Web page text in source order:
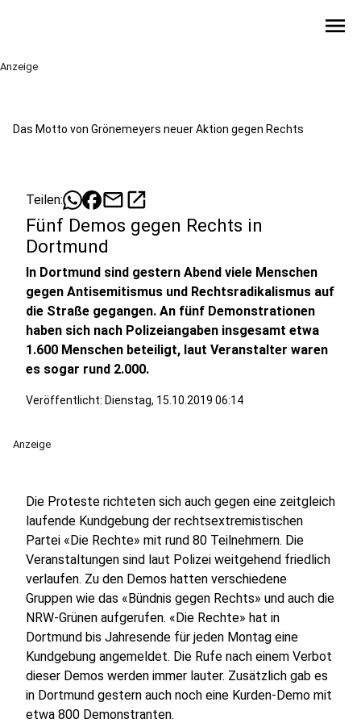
menu
Anzeige
Das Motto von Grönemeyers neuer Aktion gegen Rechts
Teilen: mailopen_in_new
Fünf Demos gegen Rechts in
Dortmund
In Dortmund sind gestern Abend viele Menschen
gegen Antisemitismus und Rechtsradikalismus auf
die Straße gegangen. An fünf Demonstrationen
haben sich nach Polizeiangaben insgesamt etwa
1.600 Menschen beteiligt, laut Veranstalter waren
es sogar rund 2.000.
Veröffentlicht: Dienstag, 15.10.2019 06:14
Anzeige
Die Proteste richteten sich auch gegen eine zeitgleich
laufende Kundgebung der rechtsextremistischen
Partei «Die Rechte» mit rund 80 Teilnehmern. Die
Veranstaltungen sind laut Polizei weitgehend friedlich
verlaufen. Zu den Demos hatten verschiedene
Gruppen wie das «Bündnis gegen Rechts» und auch die
NRW-Grünen aufgerufen. «Die Rechte» hat in
Dortmund bis Jahresende für jeden Montag eine
Kundgebung angemeldet. Die Rufe nach einem Verbot
dieser Demos werden immer lauter. Zusätzlich gab es
in Dortmund gestern auch noch eine Kurden-Demo mit
etwa 800 Demonstranten.